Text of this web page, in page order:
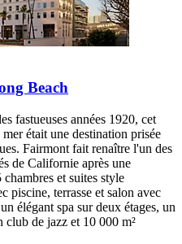
Beach
fastueuses années 1920, cet
était une destination prisée
Fairmont fait renaître l'un des
de Californie après une
et suites style
piscine, terrasse et salon avec
élégant spa sur deux étages, un
club de jazz et 10 000 m²